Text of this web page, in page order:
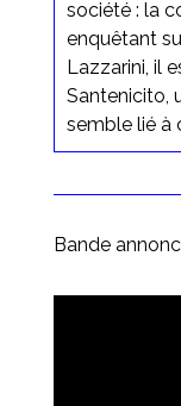
société : la
enquêtant
Lazzarini, il
Santenicito,
semble lié à
Bande